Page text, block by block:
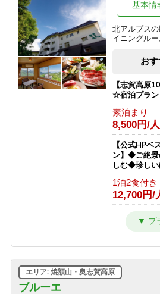
1泊2食付き
13,400円/
【朝食付プ
ンOK! 山里
【志賀高原】
朝食のみ
6,800円/
【横手山スカ
きプラン★標
一望「日本
1泊2食付き
12,300円/
【ホタル鑑賞
の幻想的な乱
【星空観賞
1泊2食付き
の自然の中で
切風呂付】【
北アルプス
イニングルー
基本情
お
【志賀高原
☆宿泊プラン
素泊まり
8,500円/
【公式HPベ
ン】◆ご絶景
しむ◆珍し
1泊2食付き
12,700円/
【公式ベス
一泊二食付
テル
12,300円/
ブルーエ
エリア: 焼額山・奥志賀高原